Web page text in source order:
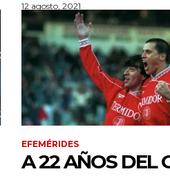
12 agosto, 2021
EFEMÉRIDES
A 22 AÑOS DEL